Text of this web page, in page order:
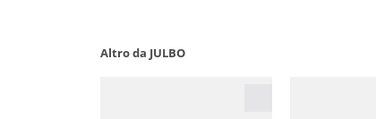
Altro da JULBO